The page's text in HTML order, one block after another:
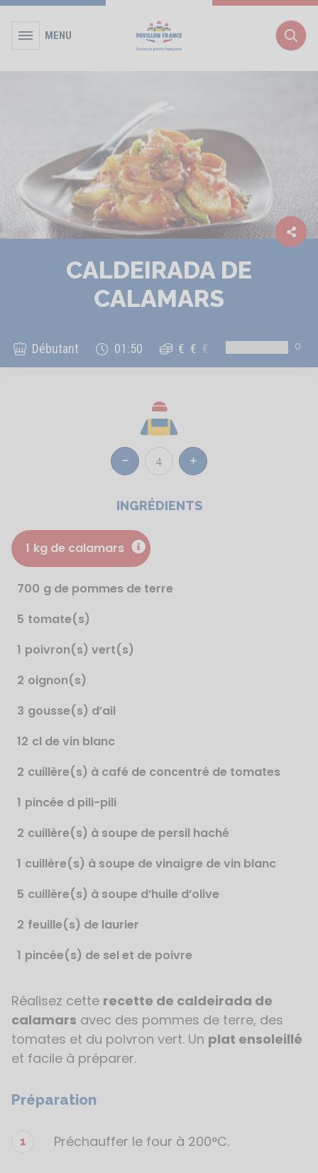
MENU
CALDEIRADA DE
CALAMARS
Débutant 01:50 € € € 0
Réduire 4 Augmenter
INGRÉDIENTS
1 kg de calamars
700 g de pommes de terre
5 tomate(s)
1 poivron(s) vert(s)
2 oignon(s)
3 gousse(s) d’ail
12 cl de vin blanc
2 cuillère(s) à café de concentré de tomates
1 pincée d pili-pili
2 cuillère(s) à soupe de persil haché
1 cuillère(s) à soupe de vinaigre de vin blanc
5 cuillère(s) à soupe d’huile d’olive
2 feuille(s) de laurier
1 pincée(s) de sel et de poivre
Étapes
de
la
Réalisez cette recette de caldeirada de
calamars avec des pommes de terre, des
tomates et du poivron vert. Un plat ensoleillé
et facile à préparer.
Préparation
Préchauffer le four à 200°C.